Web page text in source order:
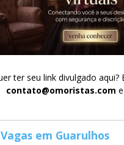
ter seu link divulgado aqui?
contato@omoristas.com
Vagas em Guarulhos